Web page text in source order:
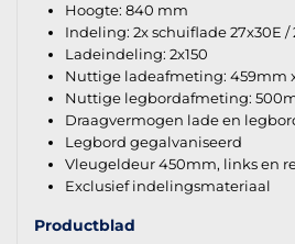
Hoogte: 840 mm
Indeling: 2x schuiflade 27x30E /
Ladeindeling: 2x150
Nuttige ladeafmeting: 459mm
Nuttige legbordafmeting:
Draagvermogen lade en
Legbord gegalvaniseerd
Vleugeldeur 450mm, links en
Exclusief indelingsmateriaal
Productblad